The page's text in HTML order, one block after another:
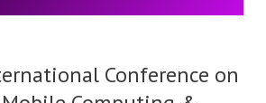
Conference on